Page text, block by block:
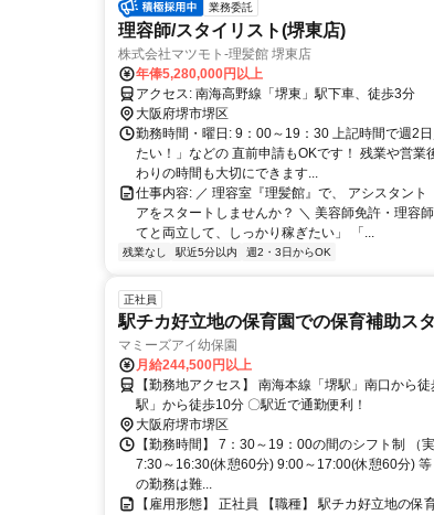
業務委託
理容師/スタイリスト(堺東店)
株式会社マツモト-理髪館 堺東店
年俸5,280,000円以上
アクセス: 南海高野線「堺東」駅下車、徒歩3分
大阪府堺市堺区
勤務時間・曜日: 9：00～19：30 上記時間で週2
たい！」などの 直前申請もOKです！ 残業や営業
わりの時間も大切にできます...
仕事内容: ／ 理容室『理髪館』で、 アシスタント
アをスタートしませんか？ ＼ 美容師免許・理容
てと両立して、しっかり稼ぎたい」 「...
残業なし 駅近5分以内 週2・3日からOK
正社員
駅チカ好立地の保育園での保育補助ス
マミーズアイ幼保園
月給244,500円以上
【勤務地アクセス】 南海本線「堺駅」南口から
駅」から徒歩10分 〇駅近で通勤便利！
大阪府堺市堺区
【勤務時間】 7：30～19：00の間のシフト制 （
7:30～16:30(休憩60分) 9:00～17:00(休憩60分)
の勤務は難...
【雇用形態】 正社員 【職種】 駅チカ好立地の